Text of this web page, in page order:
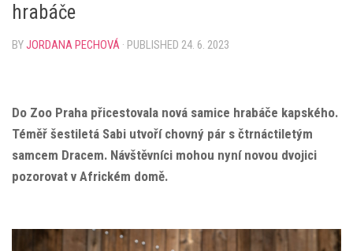
hrabáče
BYJORDANA PECHOVÁ · PUBLISHED 24. 6. 2023
Do Zoo Praha přicestovala nová samice hrabáče kapského.
Téměř šestiletá Sabi utvoří chovný pár s čtrnáctiletým
samcem Dracem. Návštěvníci mohou nyní novou dvojici
pozorovat v Africkém domě.